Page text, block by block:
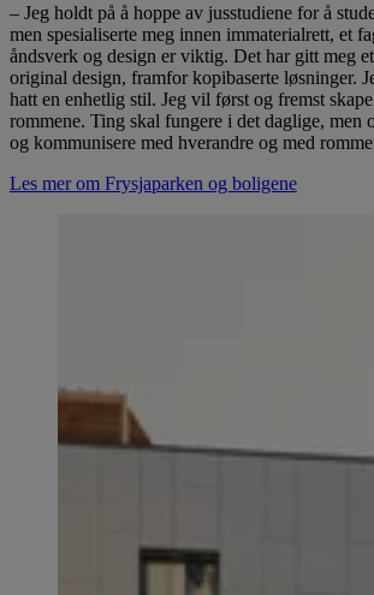
– Jeg holdt på å hoppe av jusstudiene for å
men spesialiserte meg innen immaterialrett, et
åndsverk og design er viktig. Det har gitt meg
original design, framfor kopibaserte løsninger.
hatt en enhetlig stil. Jeg vil først og fremst
rommene. Ting skal fungere i det daglige, men
og kommunisere med hverandre og med
Les mer om Frysjaparken og boligene